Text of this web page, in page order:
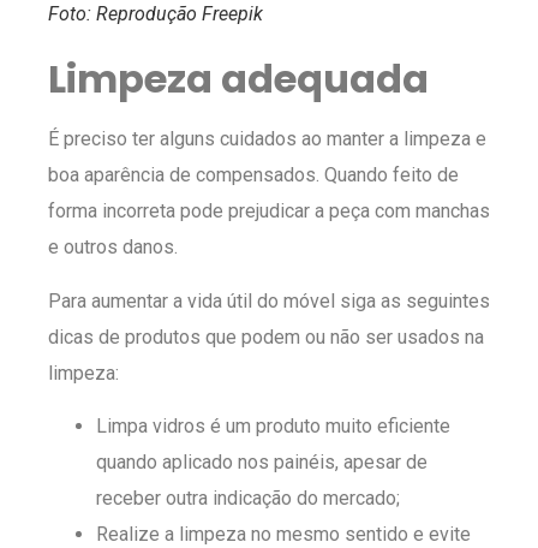
Foto: Reprodução Freepik
Limpeza adequada
É preciso ter alguns cuidados ao manter a limpeza e
boa aparência de compensados. Quando feito de
forma incorreta pode prejudicar a peça com manchas
e outros danos.
Para aumentar a vida útil do móvel siga as seguintes
dicas de produtos que podem ou não ser usados na
limpeza:
Limpa vidros é um produto muito eficiente
quando aplicado nos painéis, apesar de
receber outra indicação do mercado;
Realize a limpeza no mesmo sentido e evite